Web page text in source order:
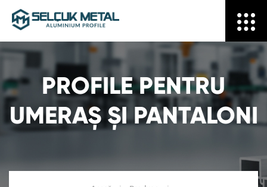
PROFILE PENTRU
UMERAȘ ȘI PANTALONI